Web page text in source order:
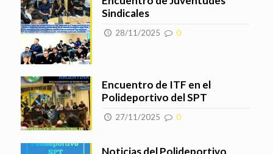
Sindicales
28/11/2025 0
Encuentro de ITF en el
Polideportivo del SPT
27/11/2025 0
Noticias del Polideportivo